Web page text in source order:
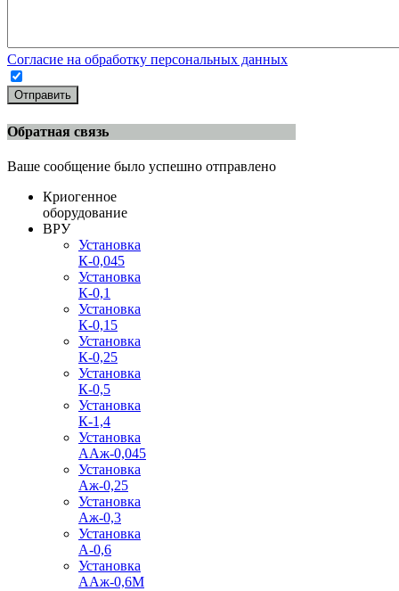
Согласие на обработку персональных данных
Отправить
Обратная связь
Ваше сообщение было успешно отправлено
Криогенное
оборудование
ВРУ
Установка
К-0,045
Установка
К-0,1
Установка
К-0,15
Установка
К-0,25
Установка
К-0,5
Установка
К-1,4
Установка
ААж-0,045
Установка
Аж-0,25
Установка
Аж-0,3
Установка
А-0,6
Установка
ААж-0,6М